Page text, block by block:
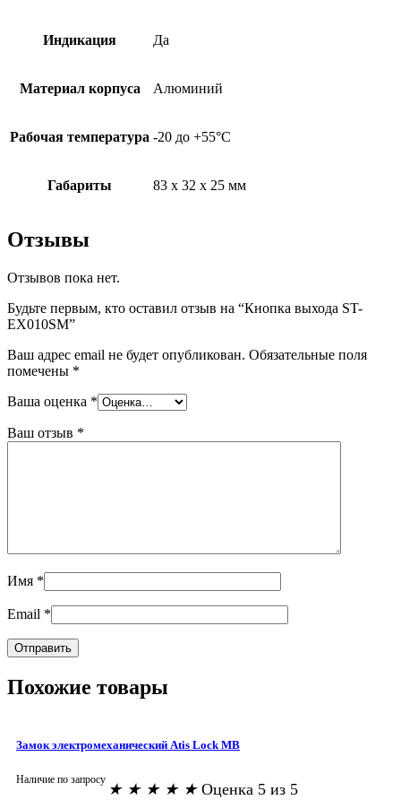
Индикация Да
Материал корпуса Алюминий
Рабочая температура -20 до +55°C
Габариты 83 х 32 х 25 мм
Отзывы
Отзывов пока нет.
Будьте первым, кто оставил отзыв на “Кнопка выхода ST-
EX010SM”
Ваш адрес email не будет опубликован. Обязательные поля
помечены *
Ваша оценка *
Ваш отзыв *
Имя *
Email *
Похожие товары
Замок электромеханический Atis Lock MB
Наличие по запросу
★ ★ ★ ★ ★ Оценка 5 из 5